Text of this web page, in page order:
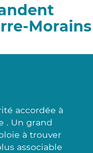
Morains
accordée à
. Un grand
à trouver
associable